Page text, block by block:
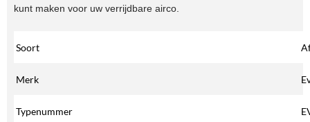
kunt maken voor uw verrijdbare airco.
Soort
Merk
Typenummer